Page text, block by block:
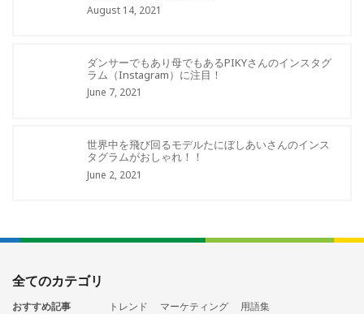
August 14, 2021
ダンサーでもあり母でもあるPIKYさんのインスタグ
ラム（Instagram）に注目！
June 7, 2021
世界中を飛び回るモデルたにぼしあいさんのインス
タグラムがおしゃれ！！
June 2, 2021
全てのカテゴリ
おすすめ記事 トレンド マーケティング
用語集